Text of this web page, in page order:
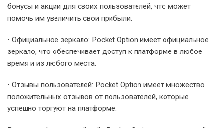
бонусы и акции для своих пользователей, что может
помочь им увеличить свои прибыли.
• Официальное зеркало: Pocket Option имеет официальное
зеркало, что обеспечивает доступ к платформе в любое
время и из любого места.
• Отзывы пользователей: Pocket Option имеет множество
положительных отзывов от пользователей, которые
успешно торгуют на платформе.